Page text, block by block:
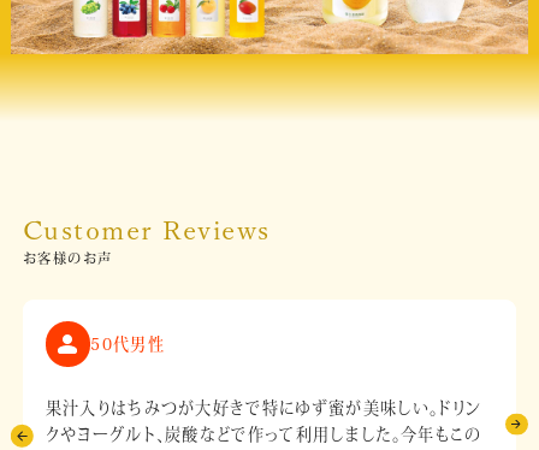
Customer Reviews
お客様のお声
50代男性
果汁入りはちみつが大好きで特にゆず蜜が美味しい。ドリン
クやヨーグルト、炭酸などで作って利用しました。今年もこの